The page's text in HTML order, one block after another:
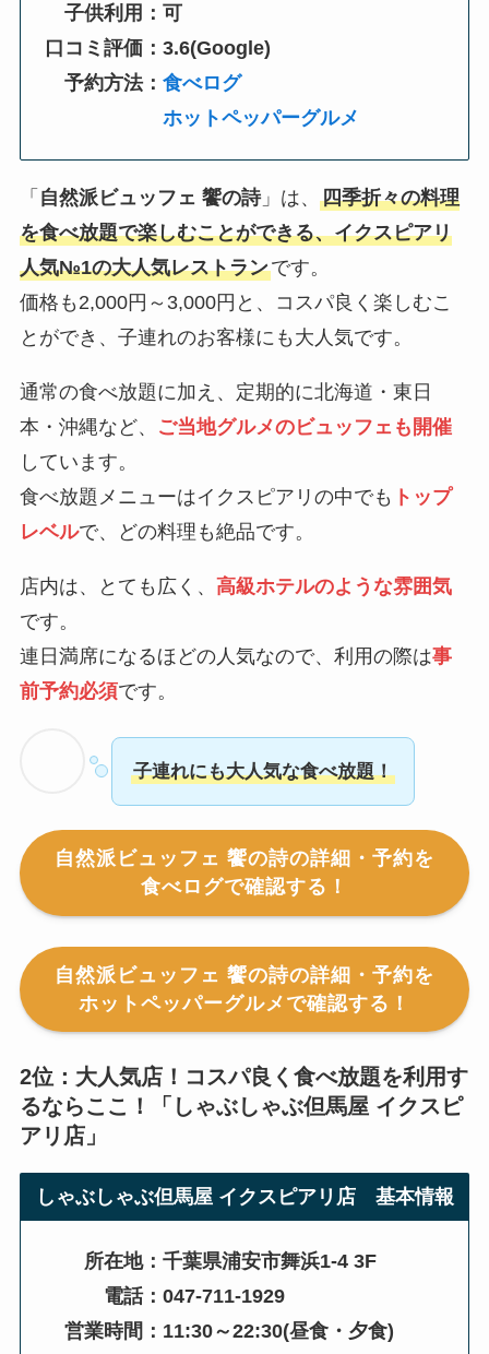
子供利用：可
口コミ評価：3.6(Google)
予約方法：食べログ
ホットペッパーグルメ
「 自然派ビュッフェ 饗の詩」は、 四季折々の料理
を食べ放題で楽しむことができる、イクスピアリ
人気№1の大人気レストランです。
価格も2,000円～3,000円と、コスパ良く楽しむこ
とができ、子連れのお客様にも大人気です。
通常の食べ放題に加え、定期的に北海道・東日
本・沖縄など、
ご当地グルメのビュッフェも開催
しています。
食べ放題メニューはイクスピアリの中でも トップ
レベルで、どの料理も絶品です。
店内は、とても広く、 高級ホテルのような雰囲気
です。
連日満席になるほどの人気なので、利用の際は事
前予約必須です。
子連れにも大人気な食べ放題！
自然派ビュッフェ 饗の詩の詳細・予約を
食べログで確認する！
自然派ビュッフェ 饗の詩の詳細・予約を
ホットペッパーグルメで確認する！
2位：大人気店！コスパ良く食べ放題を利用す
るならここ！「 しゃぶしゃぶ但馬屋 イクスピ
アリ店」
しゃぶしゃぶ但馬屋 イクスピアリ店 基本情報
所在地：千葉県浦安市舞浜1-4 3F
電話：047-711-1929
営業時間：11:30～22:30(昼食・夕食)